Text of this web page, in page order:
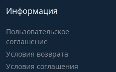
Информация
Пользовательское
соглашение
Условия возврата
Условия соглашения